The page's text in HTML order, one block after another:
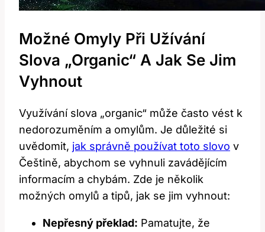
Možné Omyly Při Užívání
Slova „organic“ A Jak Se Jim
Vyhnout
Využívání slova „organic“ může často vést k
nedorozuměním a omylům. Je důležité si
uvědomit, jak správně používat toto slovo v
Češtině, abychom se vyhnuli zavádějícím
informacím a chybám. Zde je několik
možných omylů a tipů, jak se jim vyhnout:
Nepřesný překlad: Pamatujte, že